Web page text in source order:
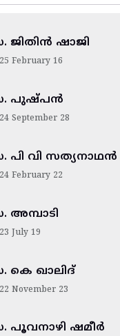
ജിതിന്‍ ഷാജി
February 16
പുഷ്പൻ
September 28
പി വി സത്യനാഥൻ
February 22
അമ്പാടി
July 19
കെ ഖാലിദ്
November 23
പൂവനാഴി ഷമീർ